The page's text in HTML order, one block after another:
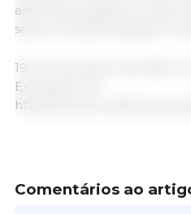
antes da entrada em vigor
sobre a Desflorestação, a
19 de novembro de 2025 /
Europeia / UE.
https://
Comentários ao